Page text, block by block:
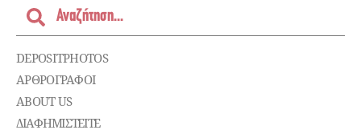
DEPOSITPHOTOS
ΑΡΘΡΟΓΡΑΦΟΙ
ABOUT US
ΔΙΑΦΗΜΙΣΤΕΊΤΕ